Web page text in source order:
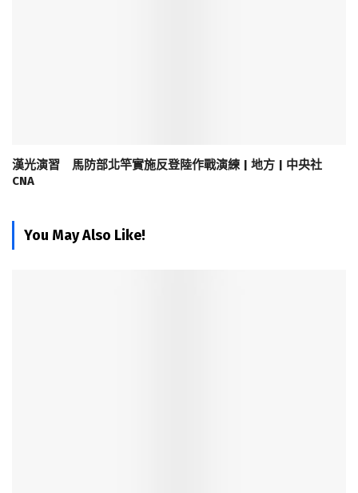
漢光演習 馬防部北竿實施反登陸作戰演練 | 地方 | 中央社
CNA
You May Also Like!